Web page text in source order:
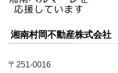
湘南村岡不動産株式会社
〒251-0016